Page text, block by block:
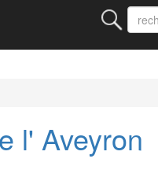
l' Aveyron